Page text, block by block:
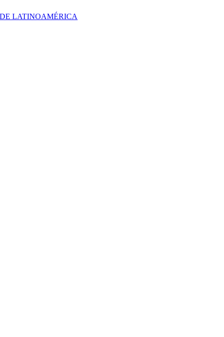
LATINOAMÉRICA